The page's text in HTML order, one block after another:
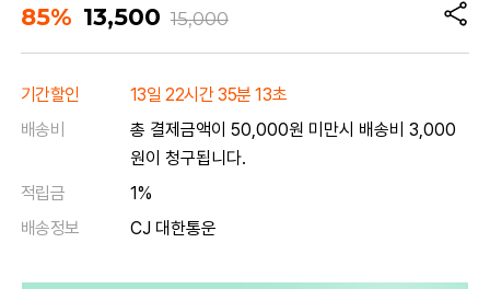
85% 13,500 15,000
기간할인
13일 22시간 35분 13초
배송비
총 결제금액이 50,000원 미만시 배송비 3,000
원이 청구됩니다.
적립금
1%
배송정보
CJ 대한통운